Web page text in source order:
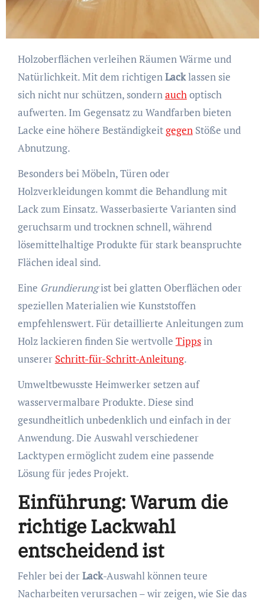
Holzoberflächen verleihen Räumen Wärme und
Natürlichkeit. Mit dem richtigenLacklassen sie
sich nicht nur schützen, sondernauchoptisch
aufwerten. Im Gegensatz zu Wandfarben bieten
Lacke eine höhere BeständigkeitgegenStöße und
Abnutzung.
Besonders bei Möbeln, Türen oder
Holzverkleidungen kommt die Behandlung mit
Lack zum Einsatz. Wasserbasierte Varianten sind
geruchsarm und trocknen schnell, während
lösemittelhaltige Produkte für stark beanspruchte
Flächen ideal sind.
Eine Grundierungist bei glatten Oberflächen oder
speziellen Materialien wie Kunststoffen
empfehlenswert. Für detaillierte Anleitungen zum
Holz lackieren finden Sie wertvolle Tippsin
unserer Schritt-für-Schritt-Anleitung.
Umweltbewusste Heimwerker setzen auf
wasservermalbare Produkte. Diese sind
gesundheitlich unbedenklich und einfach in der
Anwendung. Die Auswahl verschiedener
Lacktypen ermöglicht zudem eine passende
Lösung für jedes Projekt.
Einführung: Warum die
richtige Lackwahl
entscheidend ist
Fehler bei derLack-Auswahl können teure
Nacharbeiten verursachen – wir zeigen, wie Sie das